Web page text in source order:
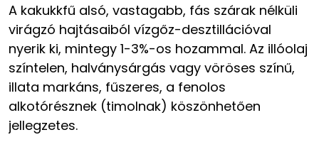
A kakukkfű alsó, vastagabb, fás szárak nélküli
virágzó hajtásaiból vízgőz-desztillációval
nyerik ki, mintegy 1-3%-os hozammal. Az illóolaj
színtelen, halványsárgás vagy vöröses színű,
illata markáns, fűszeres, a fenolos
alkotórésznek (timolnak) köszönhetően
jellegzetes.